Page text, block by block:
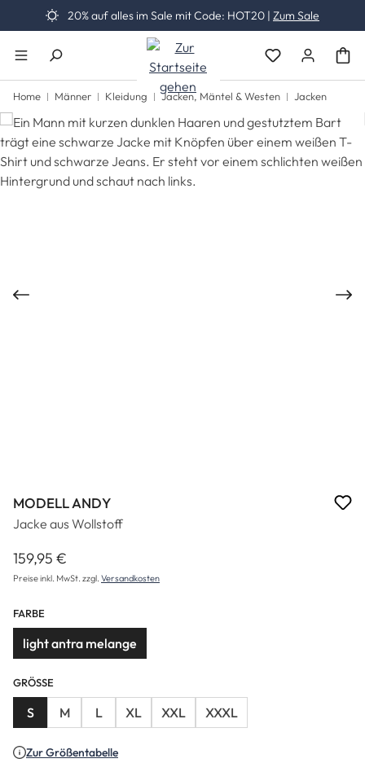
Zum Hauptinhalt springen
20% auf alles im Sale mit Code: HOT20 | Zum Sale
Du hast 0
Home Männer Kleidung Jacken, Mäntel & Westen Jacken
Bildergalerie überspringen
MODELL ANDY
Jacke aus Wollstoff
Regulärer Preis:
159,95 €
Preise inkl. MwSt. zzgl. Versandkosten
FARBE
light antra melange
GRÖSSE
S M L XL XXL XXXL
Zur Größentabelle